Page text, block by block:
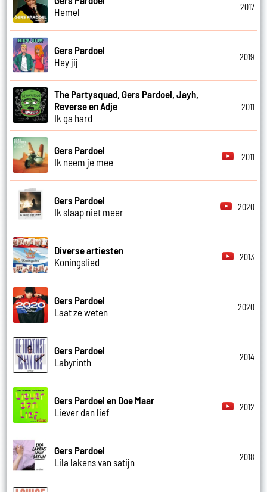
Hemel
2017
Gers Pardoel
Hey jij
2019
The Partysquad, Gers Pardoel, Jayh,
Reverse en Adje
Ik ga hard
2011
Gers Pardoel
Ik neem je mee
2011
Gers Pardoel
Ik slaap niet meer
2020
Diverse artiesten
Koningslied
2013
Gers Pardoel
Laat ze weten
2020
Gers Pardoel
Labyrinth
2014
Gers Pardoel en Doe Maar
Liever dan lief
2012
Gers Pardoel
Lila lakens van satijn
2018